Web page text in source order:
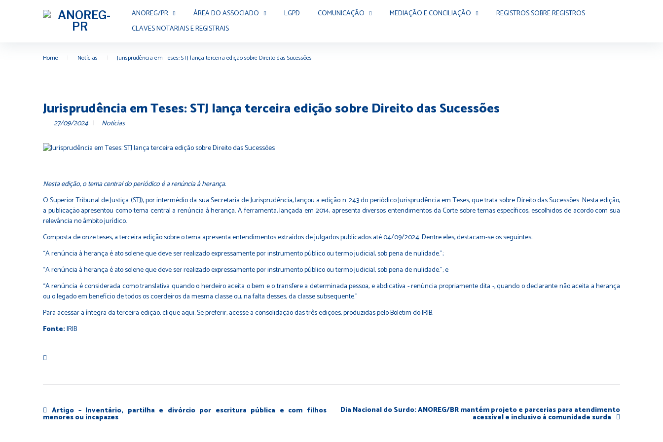
ANOREG/PR ÁREA DO ASSOCIADO LGPD COMUNICAÇÃO MEDIAÇÃO E CONCILIAÇÃO
REGISTROS SOBRE REGISTROS
CLAVES NOTARIAIS E REGISTRAIS
Home Notícias Jurisprudência em Teses: STJ lança terceira edição sobre Direito das Sucessões
Jurisprudência em Teses: STJ lança terceira edição sobre Direito das Sucessões
27/09/2024 Notícias
Nesta edição, o tema central do periódico é a renúncia à herança.
O Superior Tribunal de Justiça (STJ), por intermédio da sua Secretaria de Jurisprudência, lançou a edição n. 243 do periódico Jurisprudência em Teses, que trata sobre Direito das Sucessões. Nesta edição,
a publicação apresentou como tema central a renúncia à herança. A ferramenta, lançada em 2014, apresenta diversos entendimentos da Corte sobre temas específicos, escolhidos de acordo com sua
relevância no âmbito jurídico.
Composta de onze teses, a terceira edição sobre o tema apresenta entendimentos extraídos de julgados publicados até 04/09/2024. Dentre eles, destacam-se os seguintes:
“A renúncia à herança é ato solene que deve ser realizado expressamente por instrumento público ou termo judicial, sob pena de nulidade.”;
“A renúncia à herança é ato solene que deve ser realizado expressamente por instrumento público ou termo judicial, sob pena de nulidade.”; e
“A renúncia é considerada como translativa quando o herdeiro aceita o bem e o transfere a determinada pessoa, e abdicativa - renúncia propriamente dita -, quando o declarante não aceita a herança
ou o legado em benefício de todos os coerdeiros da mesma classe ou, na falta desses, da classe subsequente.”
Para acessar a íntegra da terceira edição,clique aqui. Se preferir,acesse a consolidação das três edições, produzidas pelo Boletim do IRIB.
Fonte:IRIB
Artigo – Inventário, partilha e divórcio por escritura pública e com filhos
menores ou incapazes
Dia Nacional do Surdo: ANOREG/BR mantém projeto e parcerias para atendimento
acessível e inclusivo à comunidade surda